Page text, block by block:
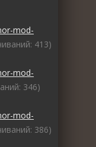
mod-
413)
mod-
346)
mod-
386)